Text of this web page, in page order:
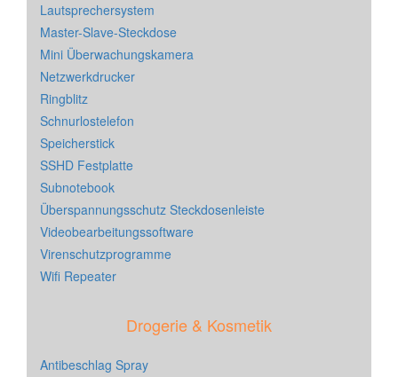
Lautsprechersystem
Master-Slave-Steckdose
Mini Überwachungskamera
Netzwerkdrucker
Ringblitz
Schnurlostelefon
Speicherstick
SSHD Festplatte
Subnotebook
Überspannungsschutz Steckdosenleiste
Videobearbeitungssoftware
Virenschutzprogramme
Wifi Repeater
Drogerie & Kosmetik
Antibeschlag Spray